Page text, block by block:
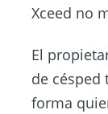
Xceed no
El
de césped
forma